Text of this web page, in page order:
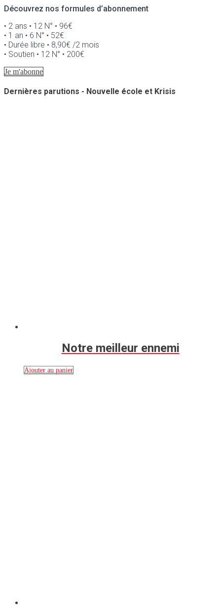
Découvrez nos formules d’abonnement
• 2 ans • 12 N° • 96€
• 1 an • 6 N° • 52€
• Durée libre • 8,90€ /2 mois
• Soutien • 12 N° • 200€
Je m'abonne
Dernières parutions - Nouvelle école et Krisis
Notre meilleur ennemi
Ajouter au panier